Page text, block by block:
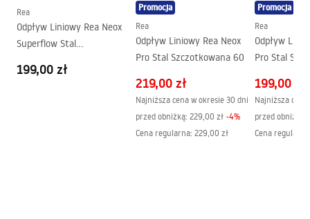
konstrukcji stalowej, 24
miesiące pozostałe elementy
Rea
Odpływ Liniowy Rea Neox
Superflow Stal
199,00 zł
Promocja
Rea
Odpływ Liniowy Rea Neox
Pro Stal Szczotkowana 60
219,00 zł
Najniższa cena w okresie 30 dni
przed obniżką: 229,00 zł -4%
Cena regularna: 229,00 zł
Promocja
Rea
Odpływ
Pro Stal
199,00 zł
Najniższa
przed obniżką:
Cena regularna